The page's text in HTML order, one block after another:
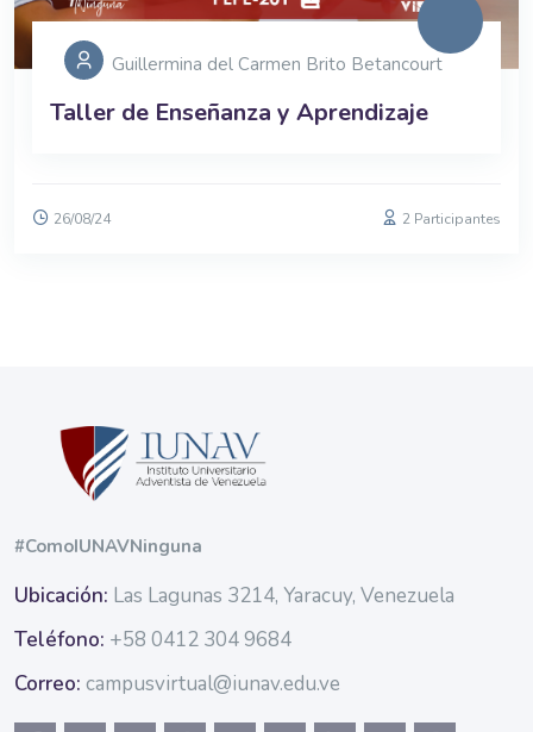
Guillermina del Carmen Brito Betancourt
Taller de Enseñanza y Aprendizaje
26/08/24 2 Participantes
#ComoIUNAVNinguna
Ubicación: Las Lagunas 3214, Yaracuy, Venezuela
Teléfono: +58 0412 304 9684
Correo: campusvirtual@iunav.edu.ve